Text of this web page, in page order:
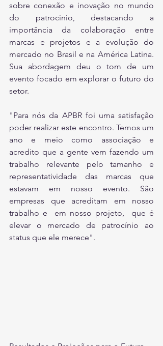
sobre conexão e inovação no mundo
do patrocínio, destacando a
importância da colaboração entre
marcas e projetos e a evolução do
mercado no Brasil e na América Latina.
Sua abordagem deu o tom de um
evento focado em explorar o futuro do
setor.
"Para nós da APBR foi uma satisfação
poder realizar este encontro. Temos um
ano e meio como associação e
acredito que a gente vem fazendo um
trabalho relevante pelo tamanho e
representatividade das marcas que
estavam em nosso evento. São
empresas que acreditam em nosso
trabalho e  em nosso projeto,  que é
elevar o mercado de patrocínio ao
status que ele merece".